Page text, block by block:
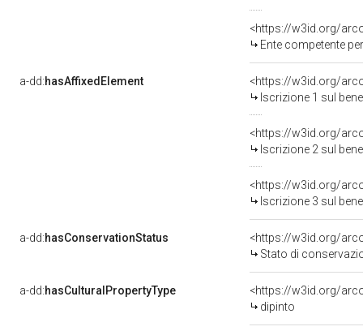
<https://w3id.org/
Ente competente per
a-dd:hasAffixedElement
<https://w3id.org/
Iscrizione 1 sul
<https://w3id.org/
Iscrizione 2 sul
<https://w3id.org/
Iscrizione 3 sul
a-dd:hasConservationStatus
<https://w3id.org/
Stato di
a-dd:hasCulturalPropertyType
<https://w3id.org/
dipinto